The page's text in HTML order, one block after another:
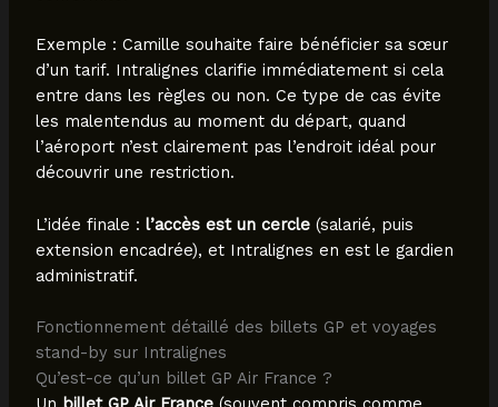
Exemple : Camille souhaite faire bénéficier sa sœur
d’un tarif. Intralignes clarifie immédiatement si cela
entre dans les règles ou non. Ce type de cas évite
les malentendus au moment du départ, quand
l’aéroport n’est clairement pas l’endroit idéal pour
découvrir une restriction.
L’idée finale : l’accès est un cercle(salarié, puis
extension encadrée), et Intralignes en est le gardien
administratif.
Fonctionnement détaillé des billets GP et voyages
stand-by sur Intralignes
Qu’est-ce qu’un billet GP Air France ?